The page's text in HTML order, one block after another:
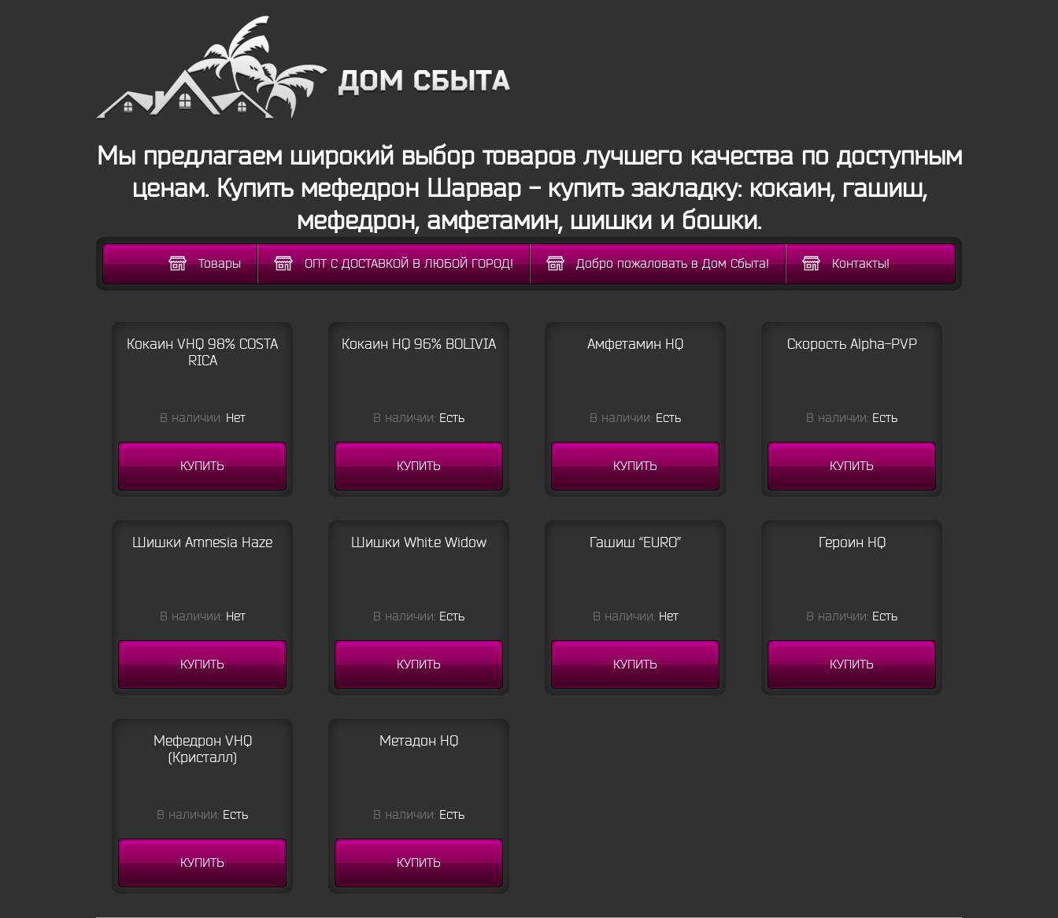
Мы предлагаем широкий выбор товаров лучшего качества по доступным
ценам. Купить мефедрон Шарвар - купить закладку: кокаин, гашиш,
мефедрон, амфетамин, шишки и бошки.
Товары ОПТ С ДОСТАВКОЙ В ЛЮБОЙ ГОРОД! Добро пожаловать в Дом Сбыта! Контакты!
Кокаин VHQ 98% COSTA
RICA
В наличии: Нет
КУПИТЬ
Кокаин HQ 96% BOLIVIA
В наличии: Есть
КУПИТЬ
Амфетамин HQ
В наличии: Есть
КУПИТЬ
Скорость Alpha-PVP
В наличии: Есть
КУПИТЬ
Шишки Amnesia Haze
В наличии: Нет
КУПИТЬ
Шишки White Widow
В наличии: Есть
КУПИТЬ
Гашиш “EURO”
В наличии: Нет
КУПИТЬ
Героин HQ
В наличии: Есть
КУПИТЬ
Мефедрон VHQ
(Кристалл)
В наличии: Есть
КУПИТЬ
Метадон HQ
В наличии: Есть
КУПИТЬ